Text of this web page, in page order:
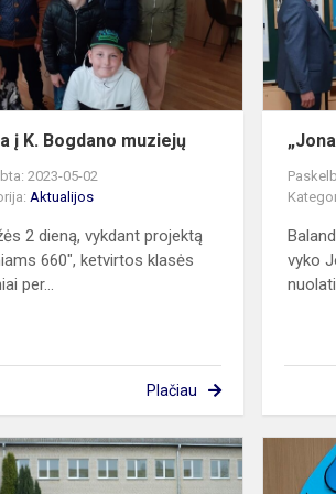
muziejų
į K. Bogdano muziejų
2023-05-02
Aktualijos
2 dieną, vykdant projektą
660″, ketvirtos klasės
per...
Plačiau
vyko
Būkime
vienas